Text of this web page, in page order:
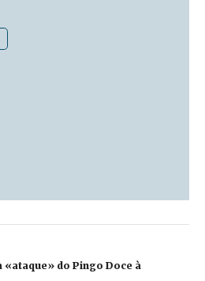
«ataque» do Pingo Doce à